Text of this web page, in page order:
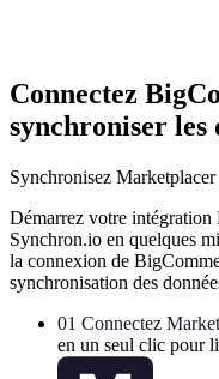
Connectez
synchroniser
Synchronisez
Démarrez votre
Synchron.io en quelques
la connexion de
synchronisation des
01 Connectez
en un seul clic pour